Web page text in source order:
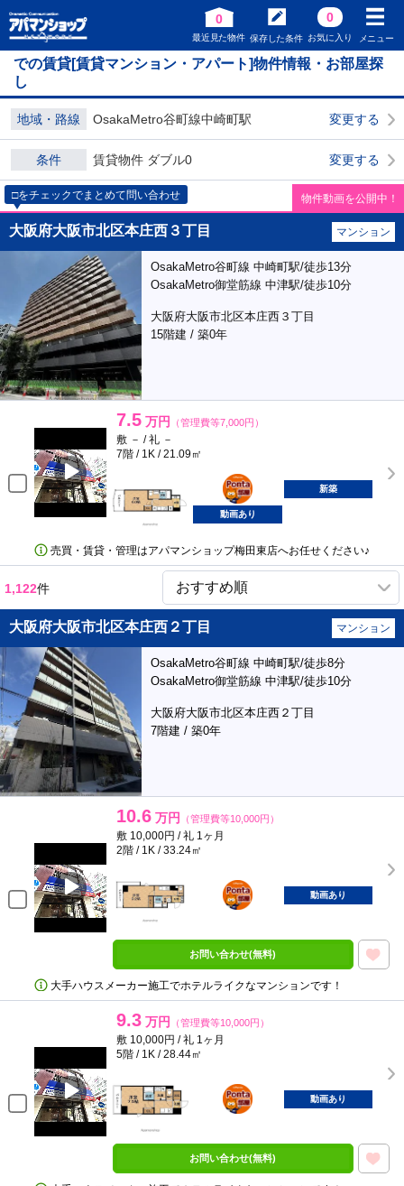
0
最近見た物件 保存した条件
0
お気に入り メニュー
での賃貸[賃貸マンション・アパート]物件情報・お部屋探
し
地域・路線 OsakaMetro谷町線中崎町駅 変更する
条件 賃貸物件 ダブル0 変更する
□をチェックでまとめて問い合わせ 物件動画を公開中！
大阪府大阪市北区本庄西３丁目 マンション
OsakaMetro谷町線 中崎町駅/徒歩13分
OsakaMetro御堂筋線 中津駅/徒歩10分
大阪府大阪市北区本庄西３丁目
15階建 / 築0年
7.5 万円 （管理費等7,000円）
敷 － / 礼 －
7階 / 1K / 21.09㎡
ポンタ
部屋
新築
動画あり
売買・賃貸・管理はアパマンショップ梅田東店へお任せください♪
1,122件
大阪府大阪市北区本庄西２丁目 マンション
OsakaMetro谷町線 中崎町駅/徒歩8分
OsakaMetro御堂筋線 中津駅/徒歩10分
大阪府大阪市北区本庄西２丁目
7階建 / 築0年
10.6 万円 （管理費等10,000円）
敷 10,000円 / 礼 1ヶ月
2階 / 1K / 33.24㎡
ポンタ
部屋
動画あり
お問い合わせ(無料)
大手ハウスメーカー施工でホテルライクなマンションです！
9.3 万円 （管理費等10,000円）
敷 10,000円 / 礼 1ヶ月
5階 / 1K / 28.44㎡
ポンタ
部屋
動画あり
お問い合わせ(無料)